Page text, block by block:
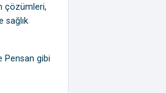
çözümleri,
sağlık
Pensan gibi